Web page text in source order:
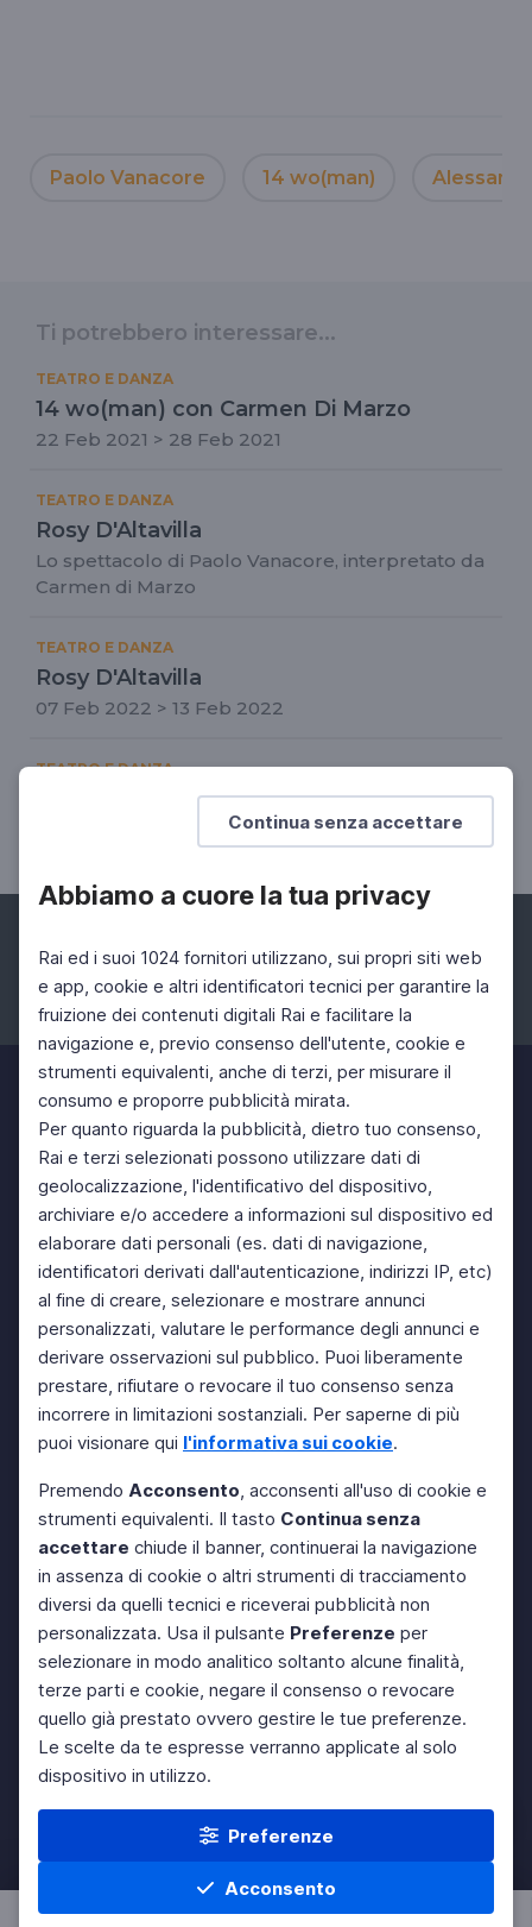
Continua senza accettare
Abbiamo a cuore la tua privacy
Rai ed i suoi 1024 fornitori utilizzano, sui propri siti web
e app, cookie e altri identificatori tecnici per garantire la
fruizione dei contenuti digitali Rai e facilitare la
navigazione e, previo consenso dell'utente, cookie e
strumenti equivalenti, anche di terzi, per misurare il
consumo e proporre pubblicità mirata.
Per quanto riguarda la pubblicità, dietro tuo consenso,
Rai e terzi selezionati possono utilizzare dati di
geolocalizzazione, l'identificativo del dispositivo,
archiviare e/o accedere a informazioni sul dispositivo ed
elaborare dati personali (es. dati di navigazione,
identificatori derivati dall'autenticazione, indirizzi IP, etc)
al fine di creare, selezionare e mostrare annunci
personalizzati, valutare le performance degli annunci e
derivare osservazioni sul pubblico. Puoi liberamente
prestare, rifiutare o revocare il tuo consenso senza
incorrere in limitazioni sostanziali. Per saperne di più
puoi visionare qui l'informativa sui cookie.
Premendo Acconsento, acconsenti all'uso di cookie e
strumenti equivalenti. Il tasto Continua senza
accettare chiude il banner, continuerai la navigazione
in assenza di cookie o altri strumenti di tracciamento
diversi da quelli tecnici e riceverai pubblicità non
personalizzata. Usa il pulsante Preferenze per
selezionare in modo analitico soltanto alcune finalità,
terze parti e cookie, negare il consenso o revocare
quello già prestato ovvero gestire le tue preferenze.
Le scelte da te espresse verranno applicate al solo
dispositivo in utilizzo.
Preferenze
Acconsento
Paolo Vanacore 14 wo(man)
Ti potrebbero interessare...
TEATRO E DANZA
14 wo(man) con Carmen Di Marzo
22 Feb 2021 > 28 Feb 2021
TEATRO E DANZA
Rosy D'Altavilla
Lo spettacolo di Paolo Vanacore, interpretato da
Carmen di Marzo
TEATRO E DANZA
Rosy D'Altavilla
07 Feb 2022 > 13 Feb 2022
TEATRO E DANZA
Danza al Teatro Massimo
04 Gen 2021 > 31 Gen 2021
Facebook Instagram Twitter